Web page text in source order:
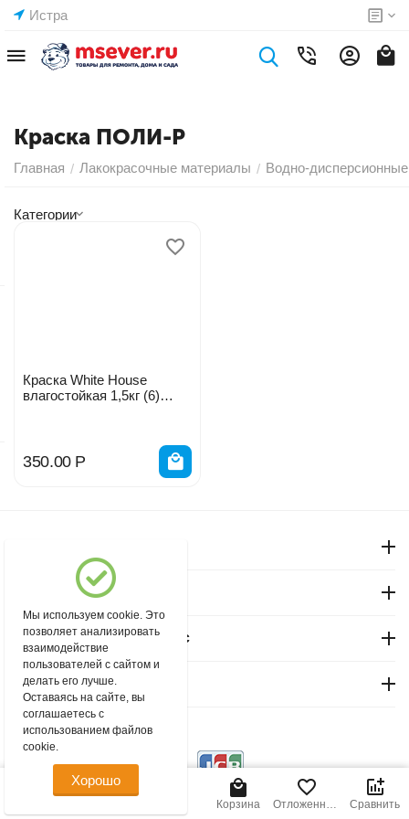
Истра
Краска ПОЛИ-Р
Главная / Лакокрасочные материалы / Водно-дисперсионные
Категории
Краска White House
влагостойкая 1,5кг (6)
350.00 Р
Магазин "Северный"
Покупательский сервис
Контакты
© 2004 - 2026 msever.ru.
Корзина
Отложенные
Сравнить
Мы используем cookie. Это
позволяет анализировать
взаимодействие
пользователей с сайтом и
делать его лучше.
Оставаясь на сайте, вы
соглашаетесь с
использованием файлов
cookie.
Хорошо